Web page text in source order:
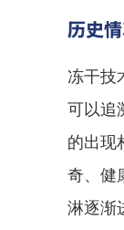
历史
冻干技
可以追
的出现
奇、健
淋逐渐